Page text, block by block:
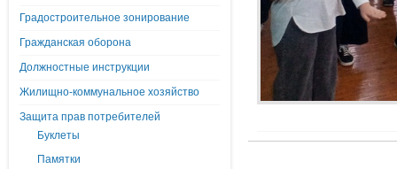
Градостроительное зонирование
Гражданская оборона
Должностные инструкции
Жилищно-коммунальное хозяйство
Защита прав потребителей
Буклеты
Памятки